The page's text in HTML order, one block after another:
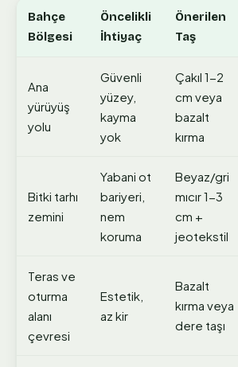
Bahçe
Bölgesi
Öncelikli
İhtiyaç
Önerilen
Taş
Ana
yürüyüş
yolu
Güvenli
yüzey,
kayma
yok
Çakıl 1-2
cm veya
bazalt
kırma
Bitki tarhı
zemini
Yabani ot
bariyeri,
nem
koruma
Beyaz/gri
mıcır 1-3
cm +
jeotekstil
Teras ve
oturma
alanı
çevresi
Estetik,
az kir
Bazalt
kırma veya
dere taşı